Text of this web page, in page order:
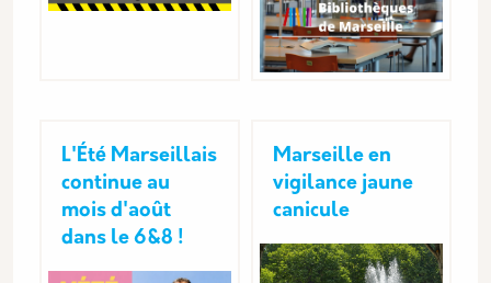
L'Été Marseillais
continue au
mois d'août
dans le 6&8 !
Marseille en
vigilance jaune
canicule